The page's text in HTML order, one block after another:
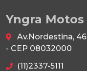
Yngra Motos
Av.Nordestina,
- CEP 08032000
(11)2337-5111